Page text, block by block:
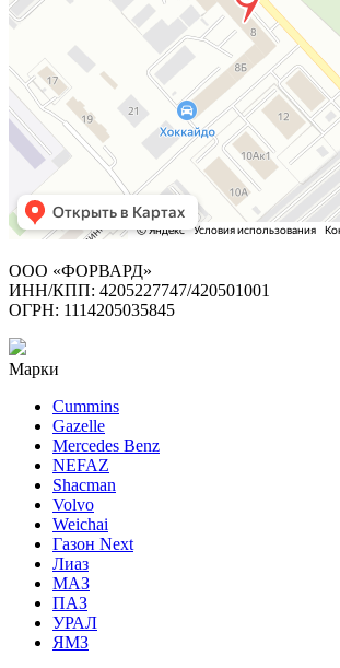
ООО «ФОРВАРД»
ИНН/КПП: 4205227747/420501001
ОГРН: 1114205035845
Марки
Cummins
Gazelle
Mercedes Benz
NEFAZ
Shacman
Volvo
Weichai
Газон Next
Лиаз
МАЗ
ПАЗ
УРАЛ
ЯМЗ